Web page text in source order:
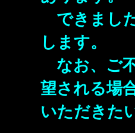
できまし
します。
なお、ご
望される場
いただきた